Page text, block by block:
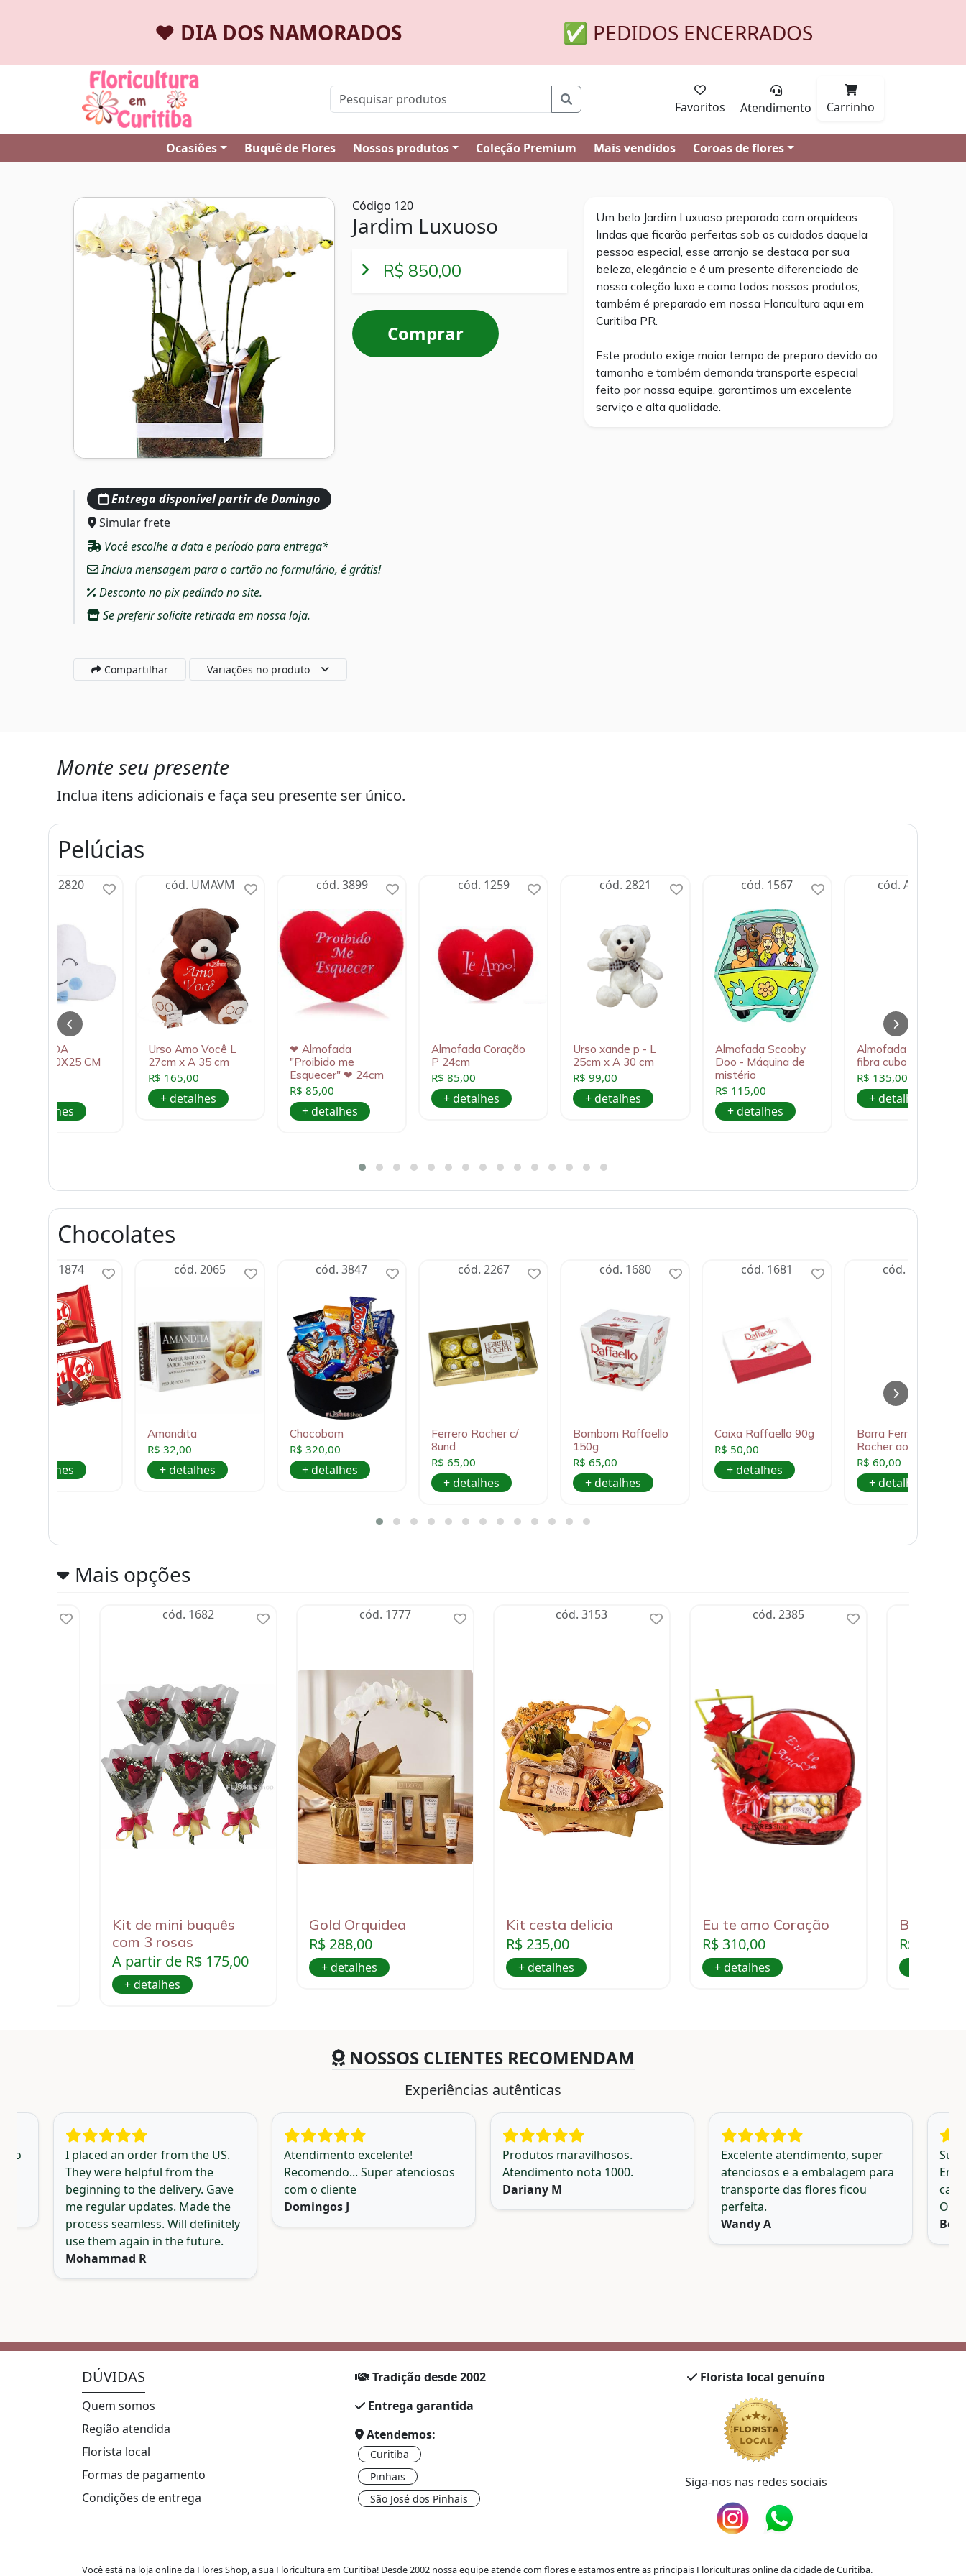
❤️ DIA DOS NAMORADOS ✅ PEDIDOS ENCERRADOS
Favoritos Atendimento Carrinho
Ocasiões Buquê de Flores Nossos produtos Coleção Premium Mais vendidos Coroas de flores
Código 120
Jardim Luxuoso
R$ 850,00
Comprar
Um belo Jardim Luxuoso preparado com orquídeas
lindas que ficarão perfeitas sob os cuidados daquela
pessoa especial, esse arranjo se destaca por sua
beleza, elegância e é um presente diferenciado de
nossa coleção luxo e como todos nossos produtos,
também é preparado em nossa Floricultura aqui em
Curitiba PR.
Este produto exige maior tempo de preparo devido ao
tamanho e também demanda transporte especial
feito por nossa equipe, garantimos um excelente
serviço e alta qualidade.
Entrega disponível partir de Domingo
Simular frete
Você escolhe a data e período para entrega*
Inclua mensagem para o cartão no formulário, é grátis!
Desconto no pix pedindo no site.
Se preferir solicite retirada em nossa loja.
Compartilhar Variações no produto
Monte seu presente
Inclua itens adicionais e faça seu presente ser único.
Pelúcias
cód. 2820
ALMOFADA
NUVEM 40X25 CM
+ detalhes
cód. UMAVM
Urso Amo Você L
27cm x A 35 cm
R$ 165,00
+ detalhes
cód. 3899
❤ Almofada
"Proibido me
Esquecer" ❤ 24cm
R$ 85,00
+ detalhes
cód. 1259
Almofada Coração
P 24cm
R$ 85,00
+ detalhes
cód. 2821
Urso xande p - L
25cm x A 30 cm
R$ 99,00
+ detalhes
cód. 1567
Almofada Scooby
Doo - Máquina de
mistério
R$ 115,00
+ detalhes
cód. AFFCM
Almofada formato
fibra cubo Mario
R$ 135,00
+ detalhes
Chocolates
cód. 1874
+ detalhes
cód. 2065
Amandita
R$ 32,00
+ detalhes
cód. 3847
Chocobom
R$ 320,00
+ detalhes
cód. 2267
Ferrero Rocher c/
8und
R$ 65,00
+ detalhes
cód. 1680
Bombom Raffaello
150g
R$ 65,00
+ detalhes
cód. 1681
Caixa Raffaello 90g
R$ 50,00
+ detalhes
cód. 1682
Barra Ferrero
Rocher ao leite 90g
R$ 60,00
+ detalhes
Mais opções
cód. 1682
Kit de mini buquês
com 3 rosas
A partir de R$ 175,00
+ detalhes
cód. 1777
Gold Orquidea
R$ 288,00
+ detalhes
cód. 3153
Kit cesta delicia
R$ 235,00
+ detalhes
cód. 2385
Eu te amo Coração
R$ 310,00
+ detalhes
Buquê
R$ 135,00
NOSSOS CLIENTES RECOMENDAM
Experiências autênticas
I placed an order from the US.
They were helpful from the
beginning to the delivery. Gave
me regular updates. Made the
process seamless. Will definitely
use them again in the future.
Mohammad R
Atendimento excelente!
Recomendo... Super atenciosos
com o cliente
Domingos J
Produtos maravilhosos.
Atendimento nota 1000.
Dariany M
Excelente atendimento, super
atenciosos e a embalagem para
transporte das flores ficou
perfeita.
Wandy A
DÚVIDAS
Quem somos
Região atendida
Florista local
Formas de pagamento
Condições de entrega
Tradição desde 2002
Entrega garantida
Atendemos:
Curitiba
Pinhais
São José dos Pinhais
Florista local genuíno
Siga-nos nas redes sociais
Você está na loja online da Flores Shop,a sua Floricultura em Curitiba! Desde 2002 nossa equipe atende com flores e estamos entre as principais Floriculturas online da cidade de Curitiba.